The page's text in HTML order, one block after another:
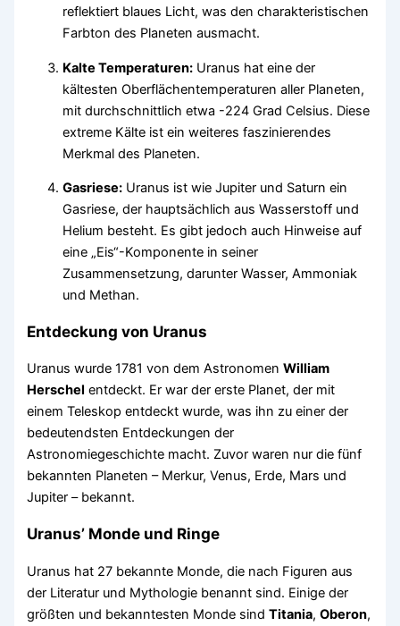
reflektiert blaues Licht, was den charakteristischen
Farbton des Planeten ausmacht.
Kalte Temperaturen: Uranus hat eine der
kältesten Oberflächentemperaturen aller Planeten,
mit durchschnittlich etwa -224 Grad Celsius. Diese
extreme Kälte ist ein weiteres faszinierendes
Merkmal des Planeten.
Gasriese: Uranus ist wie Jupiter und Saturn ein
Gasriese, der hauptsächlich aus Wasserstoff und
Helium besteht. Es gibt jedoch auch Hinweise auf
eine „Eis“-Komponente in seiner
Zusammensetzung, darunter Wasser, Ammoniak
und Methan.
Entdeckung von Uranus
Uranus wurde 1781 von dem AstronomenWilliam
Herschel entdeckt. Er war der erste Planet, der mit
einem Teleskop entdeckt wurde, was ihn zu einer der
bedeutendsten Entdeckungen der
Astronomiegeschichte macht. Zuvor waren nur die fünf
bekannten Planeten – Merkur, Venus, Erde, Mars und
Jupiter – bekannt.
Uranus’ Monde und Ringe
Uranus hat 27 bekannte Monde, die nach Figuren aus
der Literatur und Mythologie benannt sind. Einige der
größten und bekanntesten Monde sindTitania,Oberon,